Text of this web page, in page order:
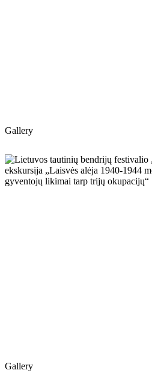
Gallery
Gallery